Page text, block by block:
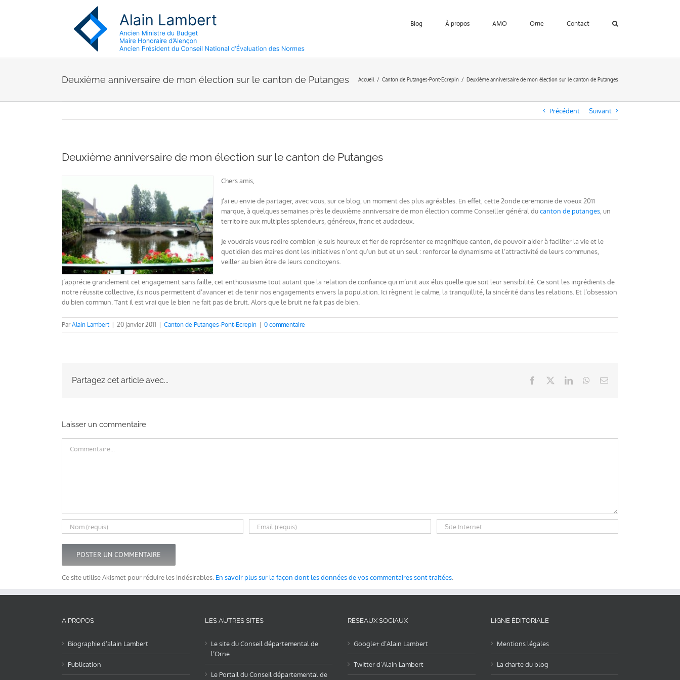
Blog À propos AMO Orne Contact
Deuxième anniversaire de mon élection sur le canton de Putanges Accueil Canton de Putanges-Pont-Ecrepin Deuxième anniversaire de mon élection sur le canton de Putanges
Précédent Suivant
Deuxième anniversaire de mon élection sur le canton de Putanges
Chers amis,
J’ai eu envie de partager, avec vous, sur ce blog, un moment des plus agréables. En effet, cette 2onde ceremonie de voeux 2011
marque, à quelques semaines près le deuxième anniversaire de mon élection comme Conseiller général ducanton de putanges , un
territoire aux multiples splendeurs, généreux, franc et audacieux.
Je voudrais vous redire combien je suis heureux et fier de représenter ce magnifique canton, de pouvoir aider à faciliter la vie et le
quotidien des maires dont les initiatives n’ont qu’un but et un seul : renforcer le dynamisme et l’attractivité de leurs communes,
veiller au bien être de leurs concitoyens.
J’apprécie grandement cet engagement sans faille, cet enthousiasme tout autant que la relation de confiance qui m’unit aux élus quelle que soit leur sensibilité. Ce sont les ingrédients de
notre réussite collective, ils nous permettent d’avancer et de tenir nos engagements envers la population. Ici règnent le calme, la tranquillité, la sincérité dans les relations. Et l’obsession
du bien commun. Tant il est vrai que le bien ne fait pas de bruit. Alors que le bruit ne fait pas de bien.
ParAlain Lambert 20 janvier 2011 Canton de Putanges-Pont-Ecrepin 0 commentaire
Partagez cet article avec... Facebook LinkedInWhatsApp
Email
Laisser un commentaire
Ce site utilise Akismet pour réduire les indésirables. En savoir plus sur la façon dont les données de vos commentaires sont traitées
A PROPOS
Biographie d’alain Lambert
Publication
LES AUTRES SITES
Le site du Conseil départemental de
l’Orne
Le Portail du Conseil départemental de
RÉSEAUX SOCIAUX
Google+ d’Alain Lambert
Twitter d’Alain Lambert
LIGNE ÉDITORIALE
Mentions légales
La charte du blog